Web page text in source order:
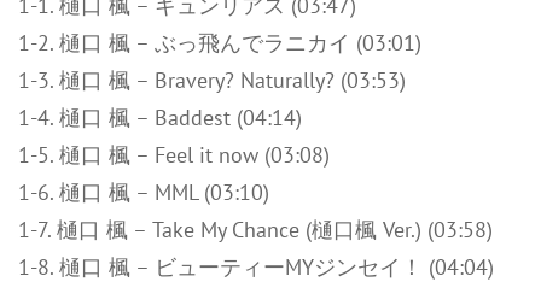
1-2. 樋口 楓 – ぶっ飛んでラニカイ (03:01)
1-3. 樋口 楓 – Bravery? Naturally? (03:53)
1-4. 樋口 楓 – Baddest (04:14)
1-5. 樋口 楓 – Feel it now (03:08)
1-6. 樋口 楓 – MML (03:10)
1-7. 樋口 楓 – Take My Chance (樋口楓 Ver.) (03:58)
1-8. 樋口 楓 – ビューティーMYジンセイ！ (04:04)